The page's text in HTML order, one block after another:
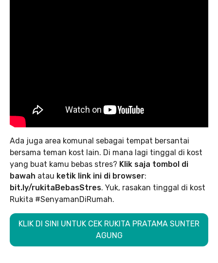
Ada juga area komunal sebagai tempat bersantai
bersama teman kost lain. Di mana lagi tinggal di kost
yang buat kamu bebas stres? Klik saja tombol di
bawah atau ketik link ini di browser:
bit.ly/rukitaBebasStres. Yuk, rasakan tinggal di kost
Rukita #SenyamanDiRumah.
KLIK DI SINI UNTUK CEK RUKITA PRATAMA SUNTER
AGUNG